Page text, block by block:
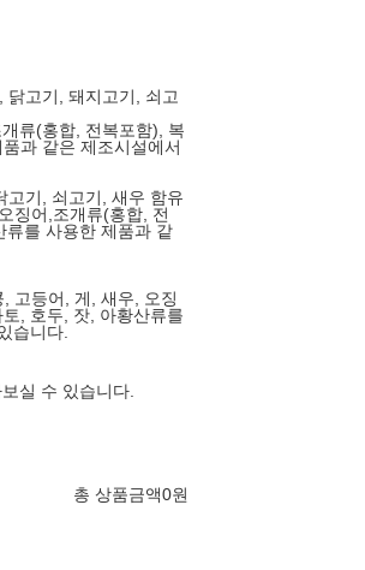
고기, 돼지고기, 쇠고
류(홍합, 전복포함), 복
과 같은 제조시설에서
고기, 쇠고기, 새우 함유
징어,조개류(홍합, 전
류를 사용한 제품과 같
고등어, 게, 새우, 오징
, 호두, 잣, 아황산류를
습니다.
실 수 있습니다.
총 상품금액0원